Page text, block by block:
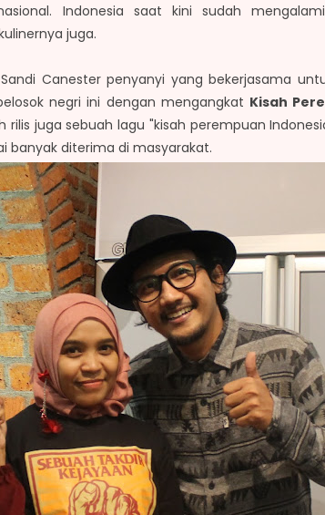
Indonesia saat kini sudah
juga.
Canester penyanyi yang bekerjasama
negri ini dengan mengangkat Kisah
rilis juga sebuah lagu "kisah perempuan
banyak diterima di masyarakat.